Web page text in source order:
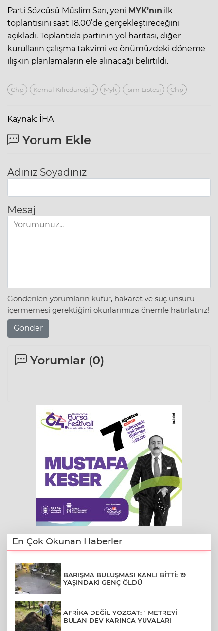
Parti Sözcüsü Müslim Sarı, yeni MYK’nın ilk
toplantısını saat 18.00’de gerçekleştireceğini
açıkladı. Toplantıda partinin yol haritası, diğer
kurulların çalışma takvimi ve önümüzdeki döneme
ilişkin planlamaların ele alınacağı belirtildi.
Chp Kemal Kılıçdaroğlu Myk Isim Listesi Chp
Kaynak: İHA
Yorum Ekle
Adınız Soyadınız
Mesaj
Gönderilen yorumların küfür, hakaret ve suç unsuru
içermemesi gerektiğini okurlarımıza önemle hatırlatırız!
Gönder
Yorumlar (0)
En Çok Okunan Haberler
BARIŞMA BULUŞMASI KANLI BİTTİ: 19
YAŞINDAKİ GENÇ ÖLDÜ
AFRİKA DEĞİL YOZGAT: 1 METREYİ
BULAN DEV KARINCA YUVALARI